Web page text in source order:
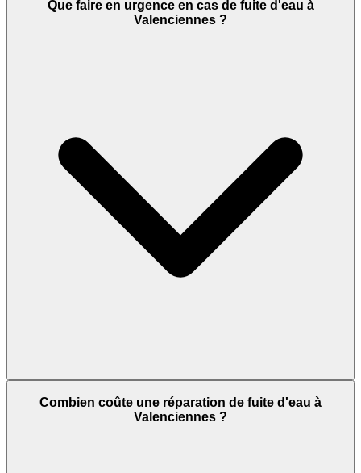
Que faire en urgence en cas de fuite d'eau à
Valenciennes ?
Combien coûte une réparation de fuite d'eau à
Valenciennes ?